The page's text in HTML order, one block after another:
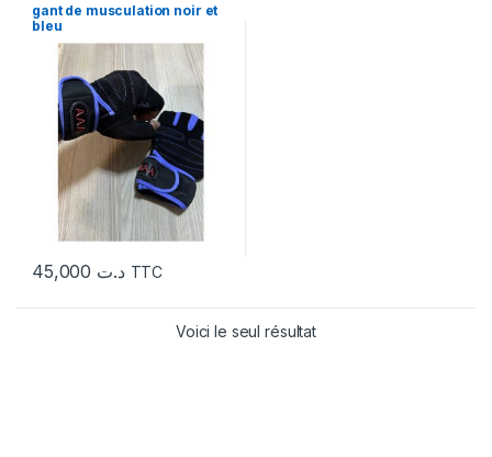
gant de musculation noir et
bleu
د.ت TTC
Voici le seul résultat